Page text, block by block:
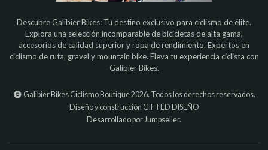
Descubre Galibier Bikes: Tu destino exclusivo para ciclismo de élite.
Explora una selección incomparable de bicicletas de alta gama,
accesorios de calidad superior y ropa de rendimiento. Expertos en
ciclismo de ruta, gravel y mountain bike. Eleva tu experiencia ciclista con
Galibier Bikes.
Galibier Bikes Ciclismo Boutique 2026. Todos los derechos reservados.
Diseño y construcción GIFTED DISEÑO
Desarrollado por Jumpseller.